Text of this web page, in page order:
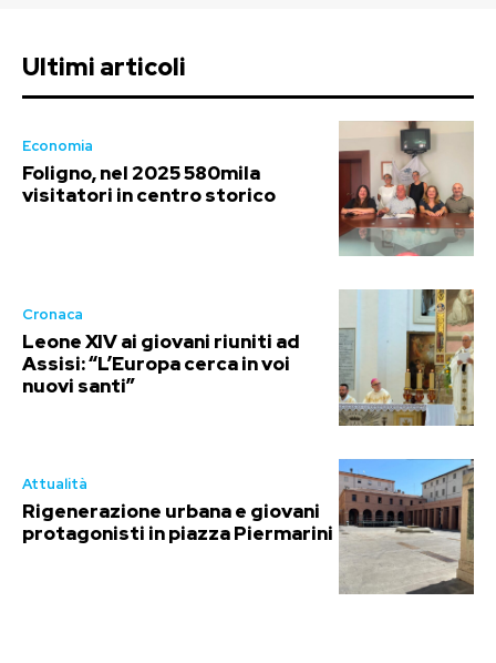
Ultimi articoli
Economia
Foligno, nel 2025 580mila
visitatori in centro storico
Cronaca
Leone XIV ai giovani riuniti ad
Assisi: “L’Europa cerca in voi
nuovi santi”
Attualità
Rigenerazione urbana e giovani
protagonisti in piazza Piermarini